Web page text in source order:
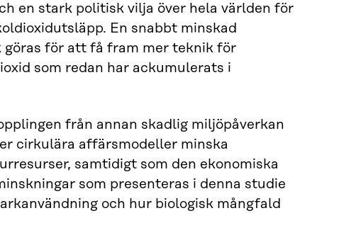
en stark politisk vilja över hela världen för
En snabbt minskad
göras för att få fram mer teknik för
som redan har ackumulerats i
från annan skadlig miljöpåverkan
cirkulära affärsmodeller minska
samtidigt som den ekonomiska
som presenteras i denna studie
och hur biologisk mångfald